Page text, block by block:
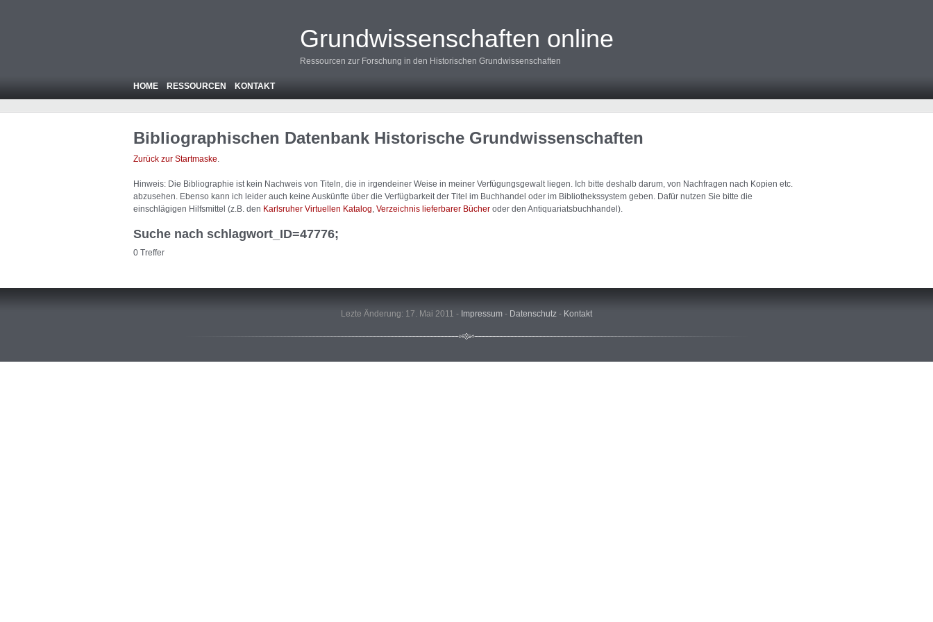
Grundwissenschaften online
Ressourcen zur Forschung in den Historischen Grundwissenschaften
HOME RESSOURCEN KONTAKT
Bibliographischen Datenbank Historische Grundwissenschaften
Zurück zur Startmaske.
Hinweis: Die Bibliographie ist kein Nachweis von Titeln, die in irgendeiner Weise in meiner Verfügungsgewalt liegen. Ich bitte deshalb darum, von Nachfragen nach Kopien etc.
abzusehen. Ebenso kann ich leider auch keine Auskünfte über die Verfügbarkeit der Titel im Buchhandel oder im Bibliothekssystem geben. Dafür nutzen Sie bitte die
einschlägigen Hilfsmittel (z.B. den Karlsruher Virtuellen Katalog Verzeichnis lieferbarer Bücher oder den Antiquariatsbuchhandel).
Suche nach schlagwort_ID=47776;
0 Treffer
Lezte Änderung: 17. Mai 2011 - Impressum - Datenschutz - Kontakt